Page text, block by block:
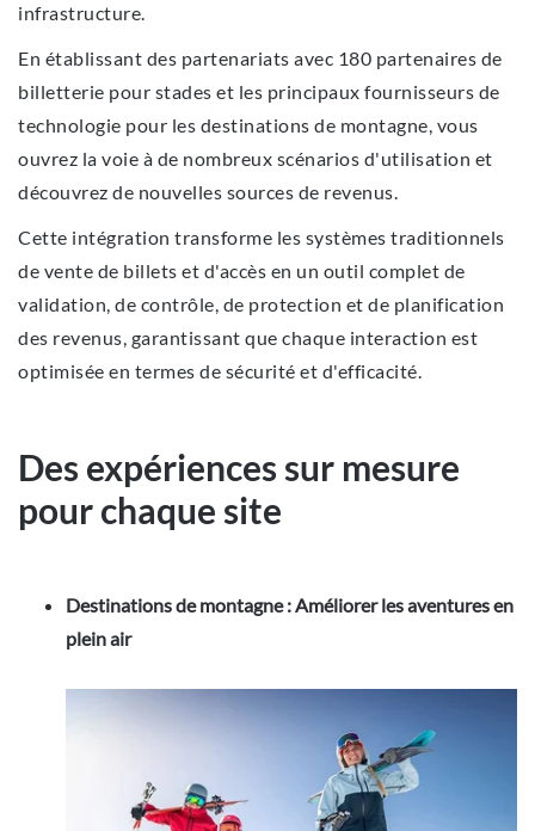
infrastructure.
En établissant des partenariats avec 180 partenaires de
billetterie pour stades et les principaux fournisseurs de
technologie pour les destinations de montagne, vous
ouvrez la voie à de nombreux scénarios d'utilisation et
découvrez de nouvelles sources de revenus.
Cette intégration transforme les systèmes traditionnels
de vente de billets et d'accès en un outil complet de
validation, de contrôle, de protection et de planification
des revenus, garantissant que chaque interaction est
optimisée en termes de sécurité et d'efficacité.
Des expériences sur mesure
pour chaque site
Destinations de montagne : Améliorer les aventures en
plein air